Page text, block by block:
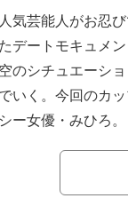
気芸能人がお忍
デートモキュメ
のシチュエーシ
いく。今回のカ
ー女優・みひろ。